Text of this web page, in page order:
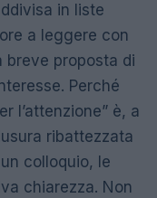
in liste
a leggere con
breve proposta di
Perché
l’attenzione” è, a
ribattezzata
colloquio, le
chiarezza. Non